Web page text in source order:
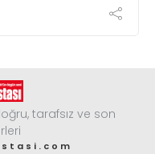
tarafsız ve son